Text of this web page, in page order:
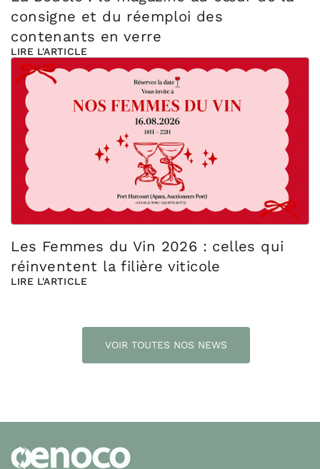
consigne et du réemploi des
contenants en verre
LIRE L'ARTICLE
Les Femmes du Vin 2026 : celles qui
réinventent la filière viticole
LIRE L'ARTICLE
VOIR TOUTES NOS NEWS